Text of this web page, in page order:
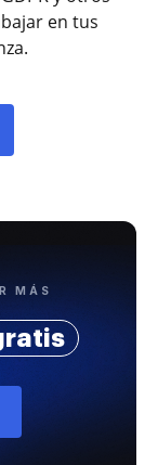
en tus
MÁS